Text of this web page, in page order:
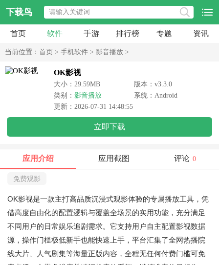
下载鸟
首页 软件 手游 排行榜 专题 资讯
当前位置： 首页 > 手机软件 > 影音播放 >
OK影视
大小：29.59MB
版本：v3.3.0
类别： 影音播放
系统：Android
更新：2026-07-31 14:48:55
立即下载
应用介绍 应用截图 评论 0
免费观影
OK影视是一款主打高品质沉浸式观影体验的专属播放工具，凭
借高度自由化的配置逻辑与覆盖全场景的实用功能，充分满足
不同用户的日常娱乐追剧需求。它支持用户自主配置影视数据
源，操作门槛极低新手也能快速上手，平台汇集了全网热播院
线大片、人气剧集等海量正版内容，全程无任何付费门槛可免